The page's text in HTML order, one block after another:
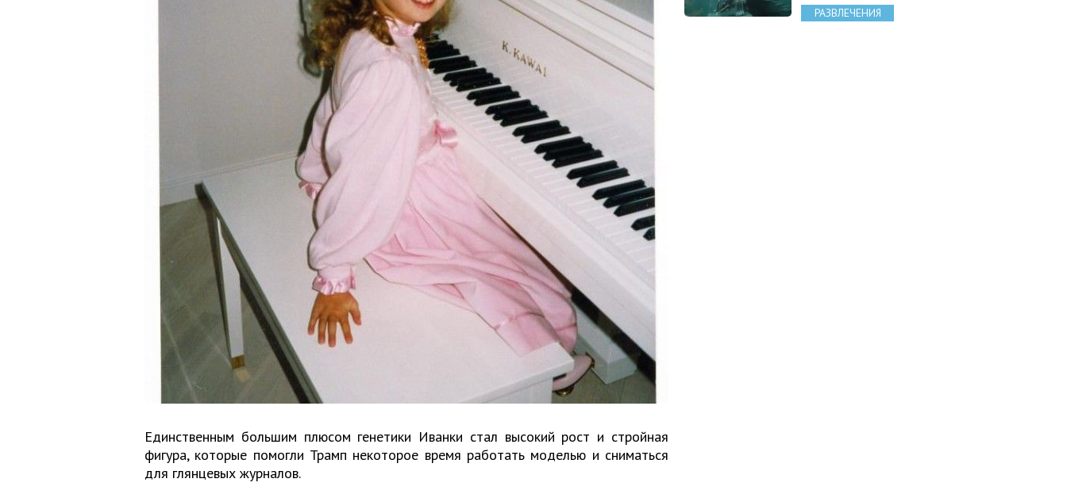
Единственным большим плюсом генетики Иванки стал высокий рост и стройная
фигура, которые помогли Трамп некоторое время работать моделью и сниматься
для глянцевых журналов.
РАЗВЛЕЧЕНИЯ